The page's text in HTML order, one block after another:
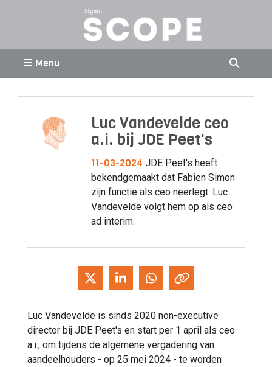
Menu
Luc Vandevelde ceo
a.i. bij JDE Peet's
11-03-2024 JDE Peet's heeft
bekendgemaakt dat Fabien Simon
zijn functie als ceo neerlegt. Luc
Vandevelde volgt hem op als ceo
ad interim.
Luc Vandevelde is sinds 2020 non-executive
director bij JDE Peet's en start per 1 april als ceo
a.i., om tijdens de algemene vergadering van
aandeelhouders - op 25 mei 2024 - te worden